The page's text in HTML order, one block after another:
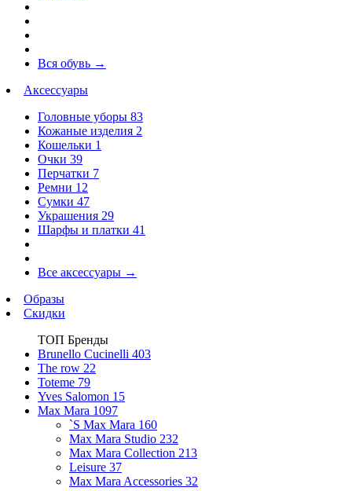
Вся обувь →
Аксессуары
Головные уборы 83
Кожаные изделия 2
Кошельки 1
Очки 39
Перчатки 7
Ремни 12
Сумки 47
Украшения 29
Шарфы и платки 41
Все аксессуары →
Образы
Скидки
ТОП Бренды
Brunello Cucinelli 403
The row 22
Toteme 79
Yves Salomon 15
Max Mara 1097
`S Max Mara 160
Max Mara Studio 232
Max Mara Collection 213
Leisure 37
Max Mara Accessories 32